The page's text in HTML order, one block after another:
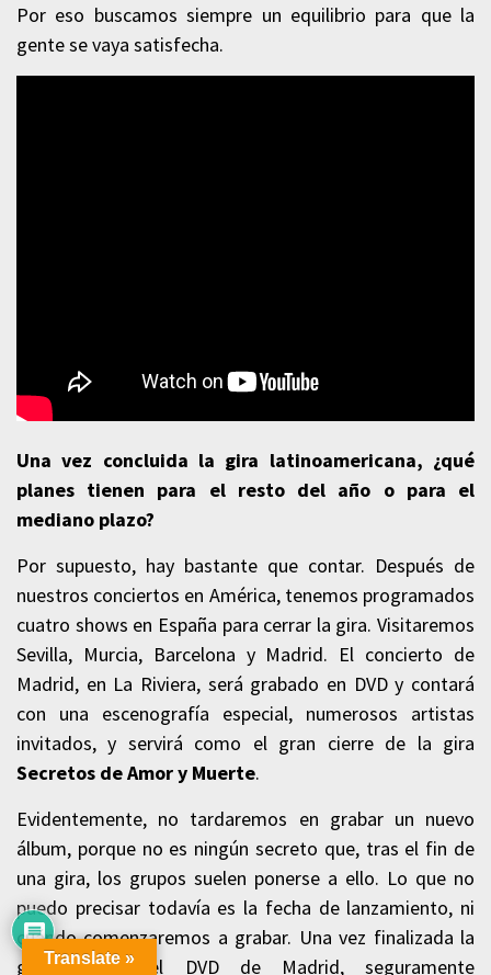
Por eso buscamos siempre un equilibrio para que la
gente se vaya satisfecha.
Una vez concluida la gira latinoamericana, ¿qué
planes tienen para el resto del año o para el
mediano plazo?
Por supuesto, hay bastante que contar. Después de
nuestros conciertos en América, tenemos programados
cuatro shows en España para cerrar la gira. Visitaremos
Sevilla, Murcia, Barcelona y Madrid. El concierto de
Madrid, en La Riviera, será grabado en DVD y contará
con una escenografía especial, numerosos artistas
invitados, y servirá como el gran cierre de la gira
Secretos de Amor y Muerte.
Evidentemente, no tardaremos en grabar un nuevo
álbum, porque no es ningún secreto que, tras el fin de
una gira, los grupos suelen ponerse a ello. Lo que no
puedo precisar todavía es la fecha de lanzamiento, ni
cuándo comenzaremos a grabar. Una vez finalizada la
gira y con el DVD de Madrid, seguramente
Translate »